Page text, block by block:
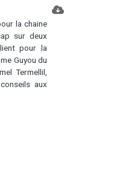
la chaine
sur deux
pour la
Guyou du
Termellil,
aux